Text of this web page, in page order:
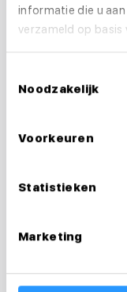
informatie die u
verzameld op basis
Noodzakelijk
Voorkeuren
Statistieken
Marketing
Vragen
Recruiter &